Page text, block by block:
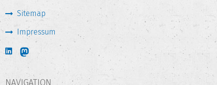
Sitemap
Impressum
NAVIGATION